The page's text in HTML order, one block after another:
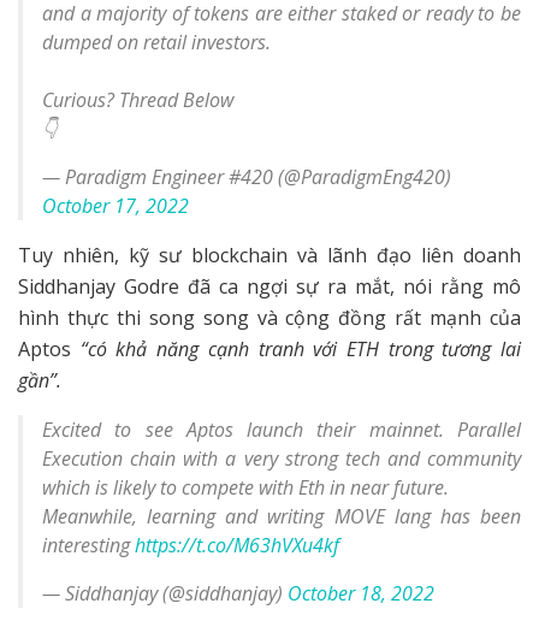
and a majority of tokens are either staked or ready to be
dumped on retail investors.
Curious? Thread Below
👇
— Paradigm Engineer #420 (@ParadigmEng420)
October 17, 2022
Tuy nhiên, kỹ sư blockchain và lãnh đạo liên doanh
Siddhanjay Godre đã ca ngợi sự ra mắt, nói rằng mô
hình thực thi song song và cộng đồng rất mạnh của
Aptos “có khả năng cạnh tranh với ETH trong tương lai
gần”.
Excited to see Aptos launch their mainnet. Parallel
Execution chain with a very strong tech and community
which is likely to compete with Eth in near future.
Meanwhile, learning and writing MOVE lang has been
interestinghttps://t.co/M63hVXu4kf
— Siddhanjay (@siddhanjay) October 18, 2022